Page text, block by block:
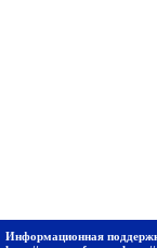
Информационная